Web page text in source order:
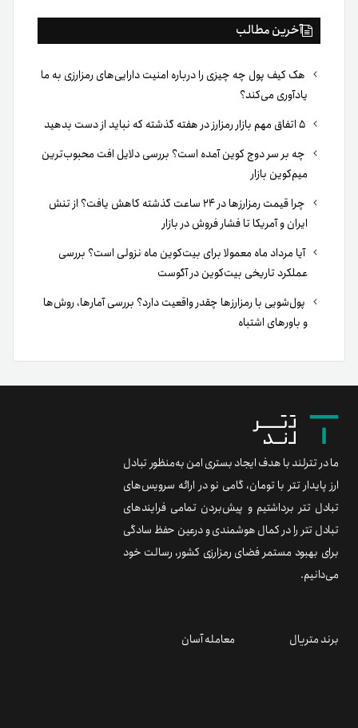
آخرین مطالب
هک کیف پول چه چیزی را درباره امنیت دارایی‌های رمزارزی به ما
یادآوری می‌کند؟
چه بر سر دوج کوین آمده است؟ بررسی دلایل افت محبوب‌ترین
میم‌کوین بازار
چرا قیمت رمزارزها در ۲۴ ساعت گذشته کاهش یافت؟ از تنش
ایران و آمریکا تا فشار فروش در بازار
آیا مرداد ماه معمولا برای بیت‌کوین ماه نزولی است؟ بررسی
عملکرد تاریخی بیت‌کوین در آگوست
پول‌شویی با رمزارزها چقدر واقعیت دارد؟ بررسی آمارها، روش‌ها
و باورهای اشتباه
ما در تترلند با هدف ایجاد بستری امن به‌منظور تبادل
ارز پایدار تتر با تومان، گامی نو در ارائه سرویس‌های
تبادل تتر برداشتیم و پیش‌بردن تمامی فرایندهای
تبادل تتر را در کمال هوشمندی و درعین حفظ سادگی
برای بهبود مستمر فضای رمزارزی کشور، رسالت خود
می‌دانیم.
برند متریال معامله آسان